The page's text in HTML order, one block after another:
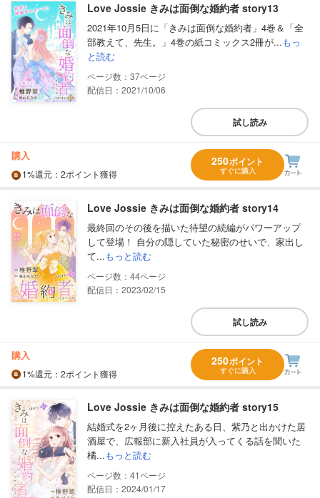
Love Jossie きみは面倒な婚約者 story13
2021年10月5日に「きみは面倒な婚約者」4巻＆「全
部教えて、先生。」4巻の紙コミックス2冊が...もっ
と読む
37
配信日：2021/10/06
試し読み
購入
1%還元 ：2ポイント獲得
250ポイント
すぐに購入
Love Jossie きみは面倒な婚約者 story14
最終回のその後を描いた待望の続編がパワーアップ
して登場！ 自分の隠していた秘密のせいで、家出し
て...もっと読む
44
配信日：2023/02/15
試し読み
購入
1%還元 ：2ポイント獲得
250ポイント
すぐに購入
Love Jossie きみは面倒な婚約者 story15
結婚式を2ヶ月後に控えたある日、紫乃と出かけた居
酒屋で、広報部に新入社員が入ってくる話を聞いた
橘...もっと読む
41
配信日：2024/01/17